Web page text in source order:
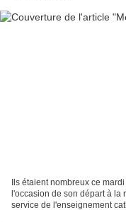
Ils étaient nombreux ce
l'occasion de son départ à la
service de l'enseignement